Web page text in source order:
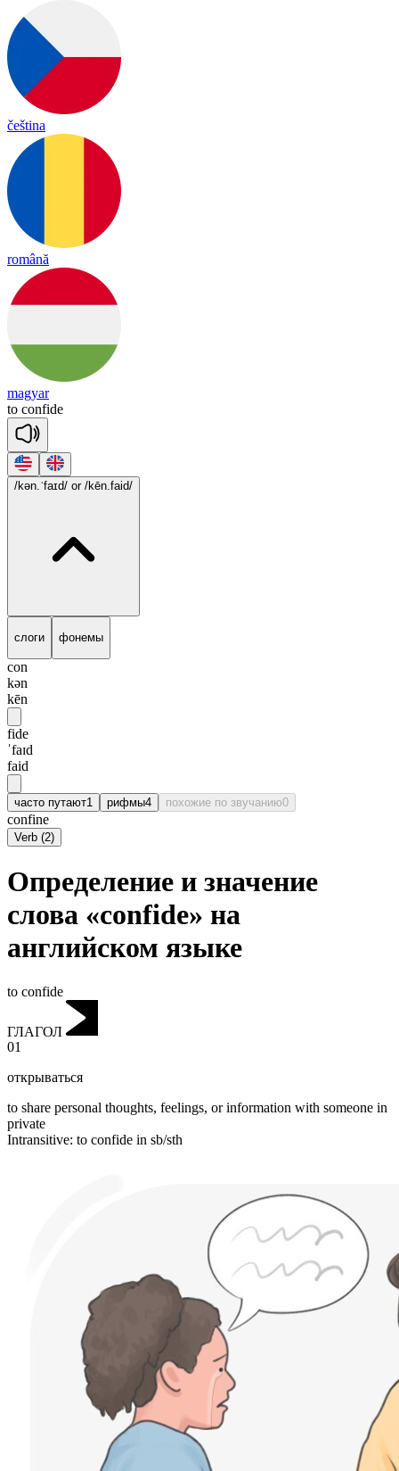
čeština
română
magyar
to confide
/kən.ˈfaɪd/ or /kēn.faid/
слоги фонемы
con
kən
kēn
fide
ˈfaɪd
faid
часто путают1 рифмы4 похожие по звучанию0
confine
Verb (2)
Определение и значение
слова «confide» на
английском языке
to confide
ГЛАГОЛ
01
открываться
to share personal thoughts, feelings, or information with someone in
private
Intransitive: to confide in sb/sth